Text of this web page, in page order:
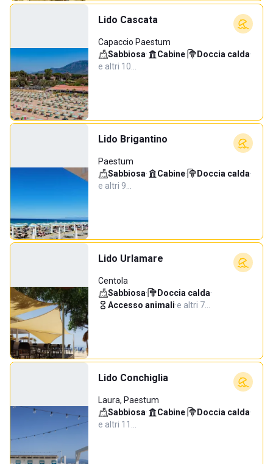
Lido Cascata
Capaccio Paestum
Sabbiosa· Cabine· Doccia calda·
e altri 10…
Lido Brigantino
Paestum
Sabbiosa· Cabine· Doccia calda·
e altri 9…
Lido Urlamare
Centola
Sabbiosa· Doccia calda·
Accesso animali·e altri 7…
Lido Conchiglia
Laura, Paestum
Sabbiosa· Cabine· Doccia calda·
e altri 11…